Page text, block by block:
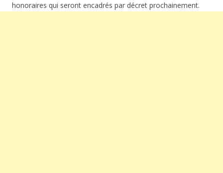
honoraires qui seront encadrés par décret prochainement.